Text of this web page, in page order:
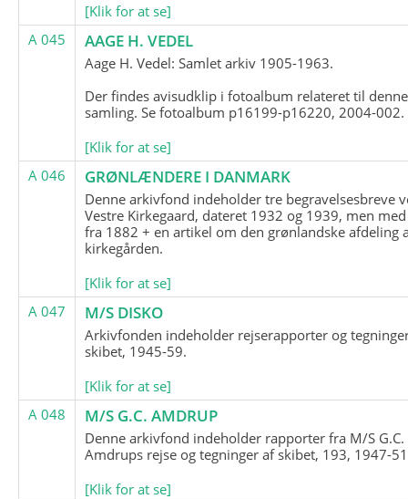
[Klik for at se]
A 045
AAGE H. VEDEL
Aage H. Vedel: Samlet arkiv 1905-1963.
Der findes avisudklip i fotoalbum relateret til denne
samling. Se fotoalbum p16199-p16220, 2004-002.
[Klik for at se]
A 046
GRØNLÆNDERE I DANMARK
Denne arkivfond indeholder tre begravelsesbreve
Vestre Kirkegaard, dateret 1932 og 1939, men
fra 1882 + en artikel om den grønlandske afdeling
kirkegården.
[Klik for at se]
A 047
M/S DISKO
Arkivfonden indeholder rejserapporter og
skibet, 1945-59.
[Klik for at se]
A 048
M/S G.C. AMDRUP
Denne arkivfond indeholder rapporter fra M/S G.C.
Amdrups rejse og tegninger af skibet, 193, 1947-
[Klik for at se]